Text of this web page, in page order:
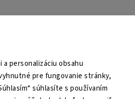
personalizáciu obsahu
pre fungovanie stránky,
súhlasíte s používaním
SECURITY YouTube TESA Shop